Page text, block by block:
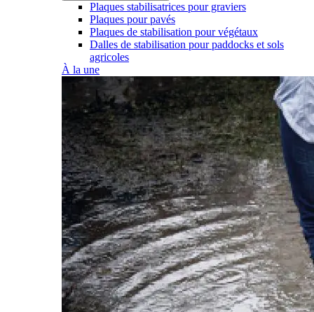
Plaques stabilisatrices pour graviers
Plaques pour pavés
Plaques de stabilisation pour végétaux
Dalles de stabilisation pour paddocks et sols
agricoles
À la une